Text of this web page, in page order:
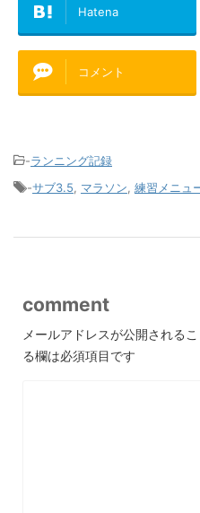
Hatena
コメント
-ランニング記録
-サブ3.5 マラソン 練習メニュ
comment
メールアドレスが公開されるこ
る欄は必須項目です